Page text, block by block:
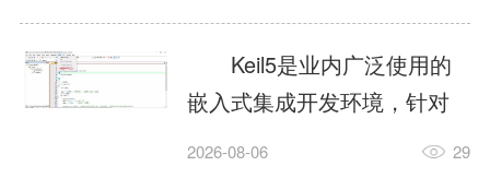
这样？因为AI，就是个只会
耍嘴皮子的书呆子。它脑子
里有海量知识，但没有真正
激发出来实力。而
Keil5是业内广泛使用的
嵌入式集成开发环境，针对
ARM、51内核单片机提供编
2026-08-06 29